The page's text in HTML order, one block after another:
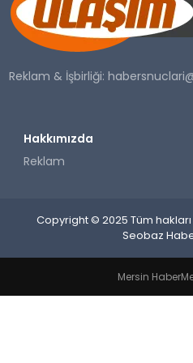
SAĞLIK
YAŞAM
Reklam & İşbirliği:
Hakkımızda
Reklam
Copyright © 2025 Tüm hakları
Seobaz
Mersin Haber